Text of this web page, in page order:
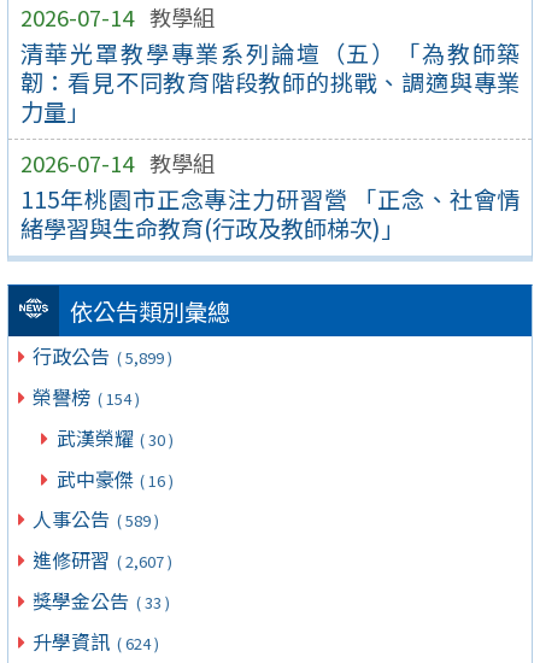
2026-07-14 教學組
清華光罩教學專業系列論壇（五）「為教師築
韌：看見不同教育階段教師的挑戰、調適與專業
力量」
2026-07-14 教學組
115年桃園市正念專注力研習營 「正念、社會情
緒學習與生命教育(行政及教師梯次)」
依公告類別彙總
行政公告 ( 5,899 )
榮譽榜 ( 154 )
武漢榮耀 ( 30 )
武中豪傑 ( 16 )
人事公告 ( 589 )
進修研習 ( 2,607 )
獎學金公告 ( 33 )
升學資訊 ( 624 )